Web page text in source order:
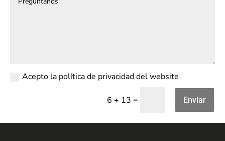
Acepto la política de privacidad del website
6 + 13 = Enviar